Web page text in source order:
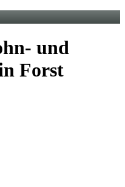
und
Forst